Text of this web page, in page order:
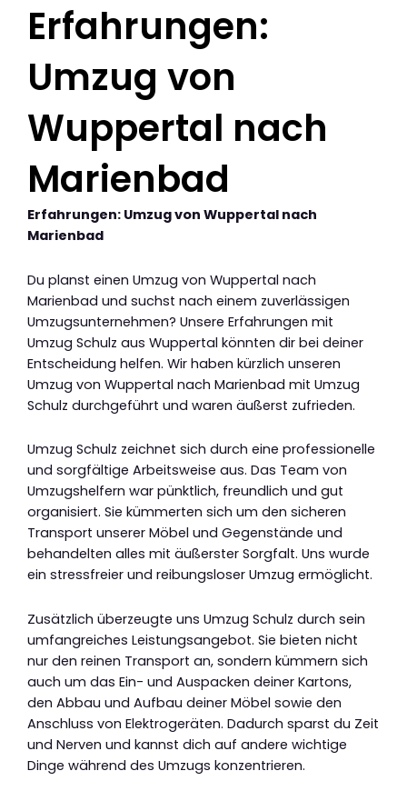
Erfahrungen:
Umzug von
Wuppertal nach
Marienbad
Erfahrungen: Umzug von Wuppertal nach
Marienbad
Du planst einen Umzug von Wuppertal nach
Marienbad und suchst nach einem zuverlässigen
Umzugsunternehmen? Unsere Erfahrungen mit
Umzug Schulz aus Wuppertal könnten dir bei deiner
Entscheidung helfen. Wir haben kürzlich unseren
Umzug von Wuppertal nach Marienbad mit Umzug
Schulz durchgeführt und waren äußerst zufrieden.
Umzug Schulz zeichnet sich durch eine professionelle
und sorgfältige Arbeitsweise aus. Das Team von
Umzugshelfern war pünktlich, freundlich und gut
organisiert. Sie kümmerten sich um den sicheren
Transport unserer Möbel und Gegenstände und
behandelten alles mit äußerster Sorgfalt. Uns wurde
ein stressfreier und reibungsloser Umzug ermöglicht.
Zusätzlich überzeugte uns Umzug Schulz durch sein
umfangreiches Leistungsangebot. Sie bieten nicht
nur den reinen Transport an, sondern kümmern sich
auch um das Ein- und Auspacken deiner Kartons,
den Abbau und Aufbau deiner Möbel sowie den
Anschluss von Elektrogeräten. Dadurch sparst du Zeit
und Nerven und kannst dich auf andere wichtige
Dinge während des Umzugs konzentrieren.